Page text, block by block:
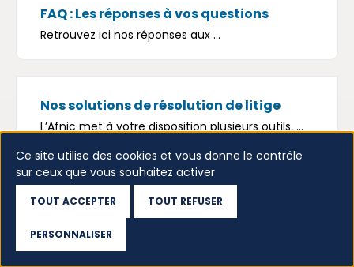
FAQ : Les réponses à vos questions
Retrouvez‌ ‌ici‌ ‌nos‌ ‌réponses‌ ‌aux‌ ...
Nos solutions de résolution de litige
L’Afnic met à votre disposition plusieurs outils, ...
À la une
Accédez au WHOIS
Ce site utilise des cookies et vous donne le contrôle
sur ceux que vous souhaitez activer
TOUT ACCEPTER TOUT REFUSER
PERSONNALISER